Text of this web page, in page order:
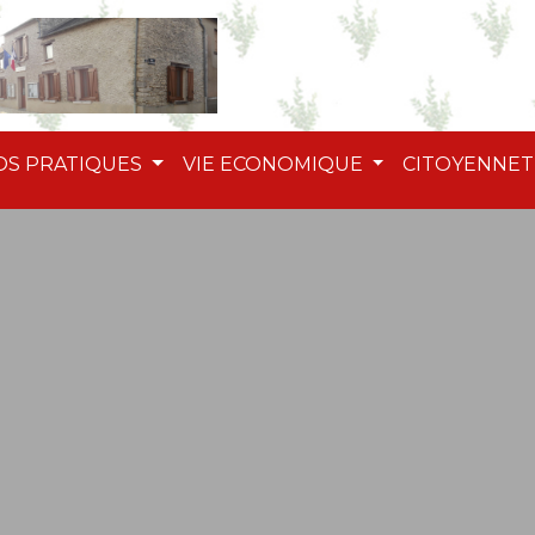
PRATIQUES VIE ECONOMIQUE